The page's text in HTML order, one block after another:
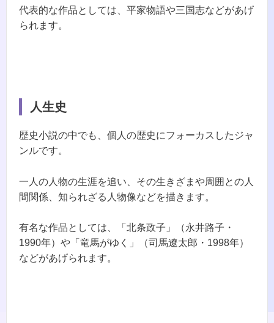
代表的な作品としては、平家物語や三国志などがあげ
られます。
人生史
歴史小説の中でも、個人の歴史にフォーカスしたジャ
ンルです。
一人の人物の生涯を追い、その生きざまや周囲との人
間関係、知られざる人物像などを描きます。
有名な作品としては、「北条政子」（永井路子・
1990年）や「竜馬がゆく」（司馬遼太郎・1998年）
などがあげられます。